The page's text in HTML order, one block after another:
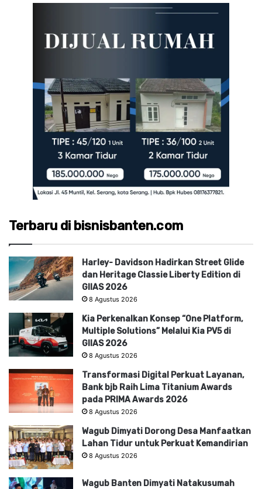
Terbaru di bisnisbanten.com
Harley- Davidson Hadirkan Street Glide
dan Heritage Classie Liberty Edition di
GIIAS 2026
8 Agustus 2026
Kia Perkenalkan Konsep “One Platform,
Multiple Solutions” Melalui Kia PV5 di
GIIAS 2026
8 Agustus 2026
Transformasi Digital Perkuat Layanan,
Bank bjb Raih Lima Titanium Awards
pada PRIMA Awards 2026
8 Agustus 2026
Wagub Dimyati Dorong Desa Manfaatkan
Lahan Tidur untuk Perkuat Kemandirian
8 Agustus 2026
Wagub Banten Dimyati Natakusumah